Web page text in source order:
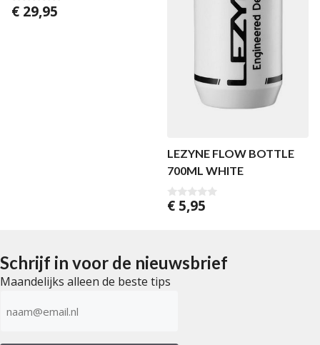
0
v
€ 29,95
LEZYNE FLOW BOTTLE
700ML WHITE
0
€ 5,95
Schrijf in voor de nieuwsbrief
Maandelijks alleen de beste tips
mailadres